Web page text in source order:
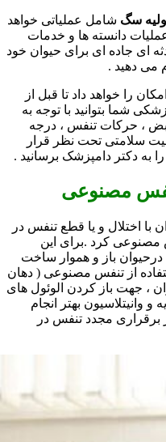
سگ شامل عملیاتی خواهد
دانسته ها و خدمات
ای جاده ای برای حیوان خود
می دهید .
را خواهد داد تا قبل از
شما بتوانید با توجه به
، حرکات تنفس ، درجه
سلامتی تحت نظر قرار
به دکتر دامپزشک برسانید .
مصنوعی
با اختلال و یا قطع تنفس در
مصنوعی کرد .برای این
درحیوان باز و هموار ساخت
از تنفس مصنوعی ( دهان
، جهت باز کردن الوئول های
وانیتلاسیون بهتر انجام
مجدد تنفس در